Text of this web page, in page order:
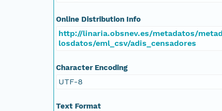
Online Distribution Info
http://linaria.obsnev.es/metadatos/
losdatos/eml_csv/adis_censadores
Character Encoding
UTF-8
Text Format